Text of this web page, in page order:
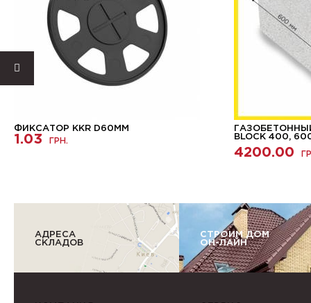
ФИКСАТОР KKR D60ММ
1.03 ГРН.
BLOCK 400,
4200.00
АДРЕСА
СКЛАДОВ
СТРОИМ ДОМ
ОН-ЛАЙН